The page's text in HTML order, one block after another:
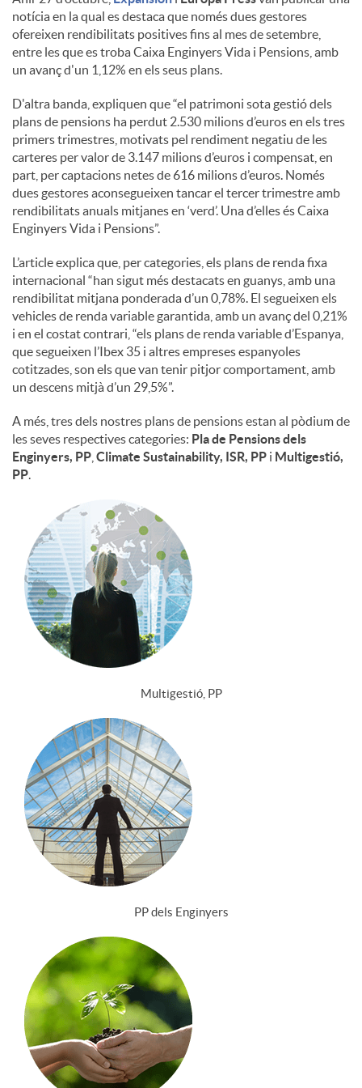
notícia en la qual es destaca que només dues gestores
ofereixen rendibilitats positives fins al mes de setembre,
entre les que es troba Caixa Enginyers Vida i Pensions, amb
un avanç d'un 1,12% en els seus plans.
D'altra banda, expliquen que “el patrimoni sota gestió dels
plans de pensions ha perdut 2.530 milions d’euros en els tres
primers trimestres, motivats pel rendiment negatiu de les
carteres per valor de 3.147 milions d’euros i compensat, en
part, per captacions netes de 616 milions d’euros. Només
dues gestores aconsegueixen tancar el tercer trimestre amb
rendibilitats anuals mitjanes en ‘verd’. Una d’elles és Caixa
Enginyers Vida i Pensions”.
L’article explica que, per categories, els plans de renda fixa
internacional “han sigut més destacats en guanys, amb una
rendibilitat mitjana ponderada d’un 0,78%. El segueixen els
vehicles de renda variable garantida, amb un avanç del 0,21%
i en el costat contrari, “els plans de renda variable d’Espanya,
que segueixen l’Ibex 35 i altres empreses espanyoles
cotitzades, son els que van tenir pitjor comportament, amb
un descens mitjà d’un 29,5%”.
A més, tres dels nostres plans de pensions estan al pòdium de
les seves respectives categories: Pla de Pensions dels
Enginyers, PP Climate Sustainability, ISR, PP i Multigestió,
PP.
Multigestió, PP
PP dels Enginyers